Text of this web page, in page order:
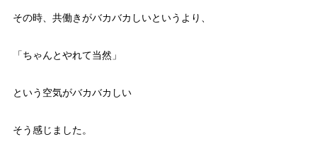
その時、共働きがバカバカしいというより、
「ちゃんとやれて当然」
という空気がバカバカしい
そう感じました。